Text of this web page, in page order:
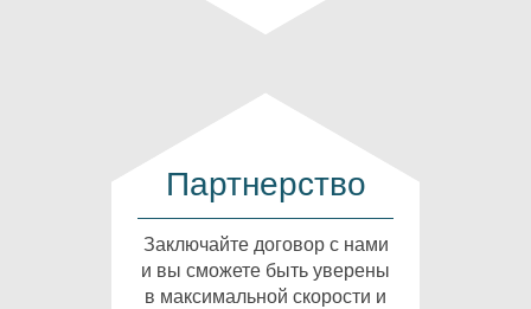
Партнерство
Заключайте договор с нами
и вы сможете быть уверены
в максимальной скорости и